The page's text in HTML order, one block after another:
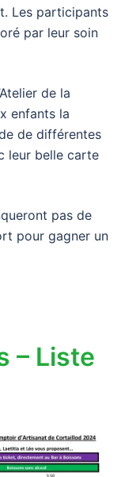
Les participants
par leur soin
de la
enfants la
de différentes
leur belle carte
pas de
pour gagner un
– Liste